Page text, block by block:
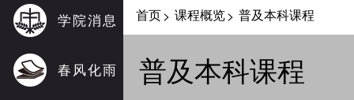
学院消息
春风化雨
首页> 课程概览> 普及本科课程
普及本科课程